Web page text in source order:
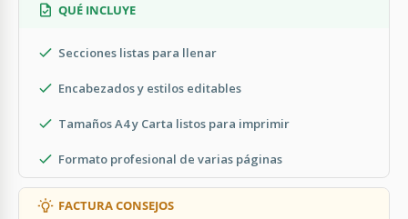
QUÉ INCLUYE
Secciones listas para llenar
Encabezados y estilos editables
Tamaños A4 y Carta listos para imprimir
Formato profesional de varias páginas
FACTURA CONSEJOS